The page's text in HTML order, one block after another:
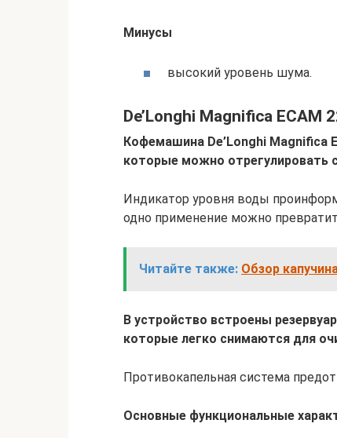
Минусы
высокий уровень шума.
De’Longhi Magnifica ECAM
Кофемашина De’Longhi Magnifica
которые можно отрегулировать
Индикатор уровня воды
одно применение можно
Читайте также: Обзор
В устройство встроены
которые легко снимаются для
Противокапельная система
Основные функциональные